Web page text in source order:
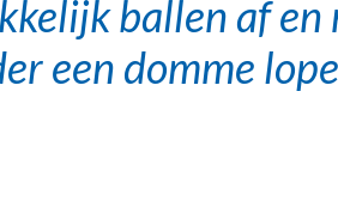
ballen af
een domme